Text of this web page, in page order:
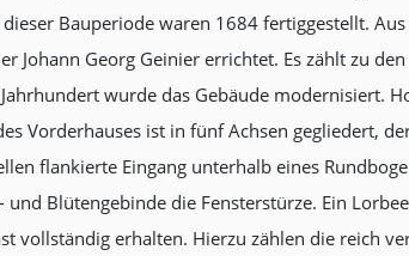
dieser Bauperiode waren 1684 fertiggestellt.
Johann Georg Geinier errichtet. Es zählt zu
wurde das Gebäude modernisiert.
Vorderhauses ist in fünf Achsen gegliedert,
flankierte Eingang unterhalb eines
und Blütengebinde die Fensterstürze. Ein
vollständig erhalten. Hierzu zählen die reich